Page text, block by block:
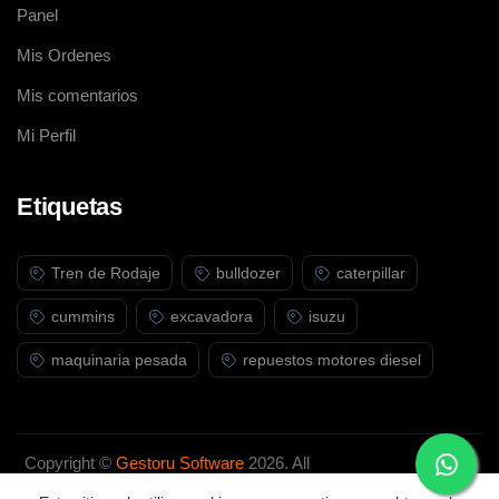
Panel
Mis Ordenes
Mis comentarios
Mi Perfil
Etiquetas
Tren de Rodaje bulldozer caterpillar
cummins excavadora isuzu
maquinaria pesada repuestos motores diesel
Copyright ©Gestoru Software 2026. All